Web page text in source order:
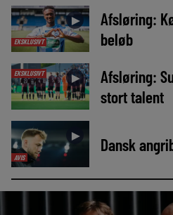
EKSKLUSIVT
►
Afsløring:
beløb
EKSKLUSIVT ►
Afsløring:
stort talent
AVIS
► Dansk